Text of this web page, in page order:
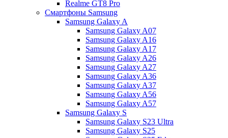
Realme GT8 Pro
Смартфоны Samsung
Samsung Galaxy A
Samsung Galaxy A07
Samsung Galaxy A16
Samsung Galaxy A17
Samsung Galaxy A26
Samsung Galaxy A27
Samsung Galaxy A36
Samsung Galaxy A37
Samsung Galaxy A56
Samsung Galaxy A57
Samsung Galaxy S
Samsung Galaxy S23 Ultra
Samsung Galaxy S25